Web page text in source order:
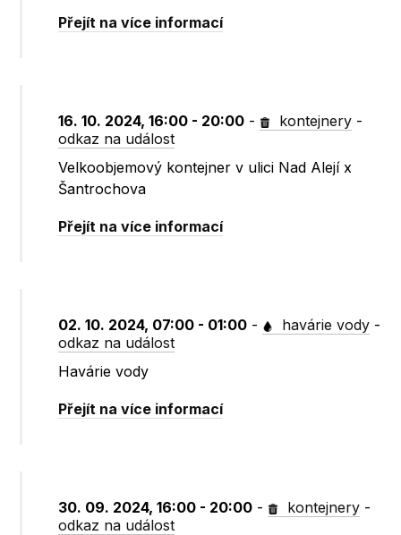
Přejít na více informací
16. 10. 2024, 16:00 - 20:00 - kontejnery -
odkaz na událost
Velkoobjemový kontejner v ulici Nad Alejí x
Šantrochova
Přejít na více informací
02. 10. 2024, 07:00 - 01:00 - havárie vody -
odkaz na událost
Havárie vody
Přejít na více informací
30. 09. 2024, 16:00 - 20:00 - kontejnery -
odkaz na událost